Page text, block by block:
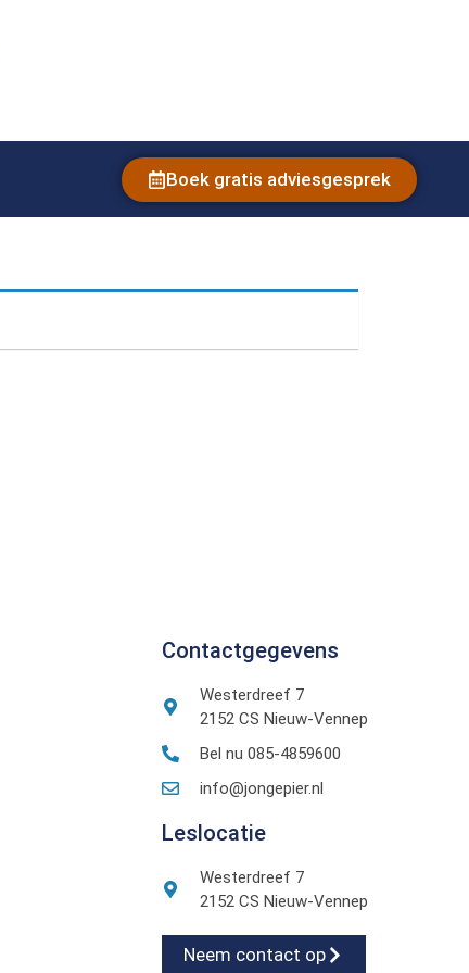
Boek gratis adviesgesprek
Contactgegevens
Westerdreef 7
2152 CS Nieuw-Vennep
Bel nu 085-4859600
info@jongepier.nl
Leslocatie
Westerdreef 7
2152 CS Nieuw-Vennep
Neem contact op